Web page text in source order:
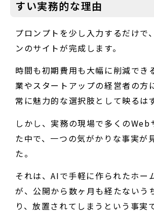
すい実務的な理由
プロンプトを少し入力するだけで
ンのサイトが完成します。
時間も初期費用も大幅に削減でき
業やスタートアップの経営者の方
常に魅力的な選択肢として映るは
しかし、実務の現場で多くのWeb
た中で、一つの気がかりな事実が
た。
それは、AIで手軽に作られたホー
が、公開から数ヶ月も経たないう
り、放置されてしまうという事実で